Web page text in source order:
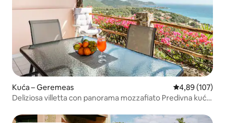
Kuća – Geremeas Prosječna
4,89 (107)
Deliziosa villetta con panorama mozzafiato Predivna kuća